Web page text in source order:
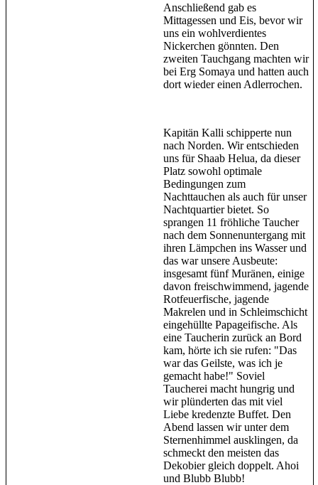
Anschließend gab es
Mittagessen und Eis, bevor wir
uns ein wohlverdientes
Nickerchen gönnten. Den
zweiten Tauchgang machten wir
bei Erg Somaya und hatten auch
dort wieder einen Adlerrochen.
Kapitän Kalli schipperte nun
nach Norden. Wir entschieden
uns für Shaab Helua, da dieser
Platz sowohl optimale
Bedingungen zum
Nachttauchen als auch für unser
Nachtquartier bietet. So
sprangen 11 fröhliche Taucher
nach dem Sonnenuntergang mit
ihren Lämpchen ins Wasser und
das war unsere Ausbeute:
insgesamt fünf Muränen, einige
davon freischwimmend, jagende
Rotfeuerfische, jagende
Makrelen und in Schleimschicht
eingehüllte Papageifische. Als
eine Taucherin zurück an Bord
kam, hörte ich sie rufen: "Das
war das Geilste, was ich je
gemacht habe!" Soviel
Taucherei macht hungrig und
wir plünderten das mit viel
Liebe kredenzte Buffet. Den
Abend lassen wir unter dem
Sternenhimmel ausklingen, da
schmeckt den meisten das
Dekobier gleich doppelt. Ahoi
und Blubb Blubb!